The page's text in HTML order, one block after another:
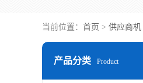
当前位置： 首页 > 供应商机
产品分类 Product